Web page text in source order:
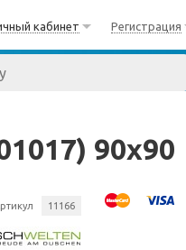
кабинет Регистрация
90x90
11166